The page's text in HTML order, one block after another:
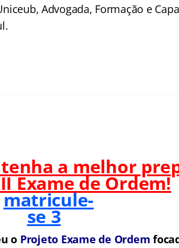
Advogada, Formação e
a melhor
Exame de Ordem!
o Projeto Exame de Ordem fo